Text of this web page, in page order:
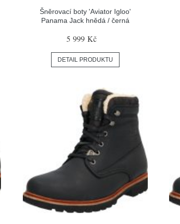
Šněrovací boty 'Aviator Igloo'
Panama Jack hnědá / černá
5 999 Kč
DETAIL PRODUKTU